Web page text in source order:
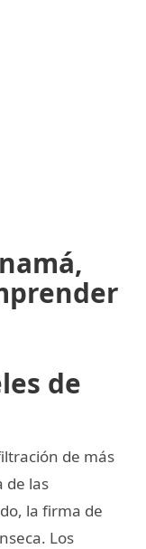
de
de más
de las
la firma de
Los